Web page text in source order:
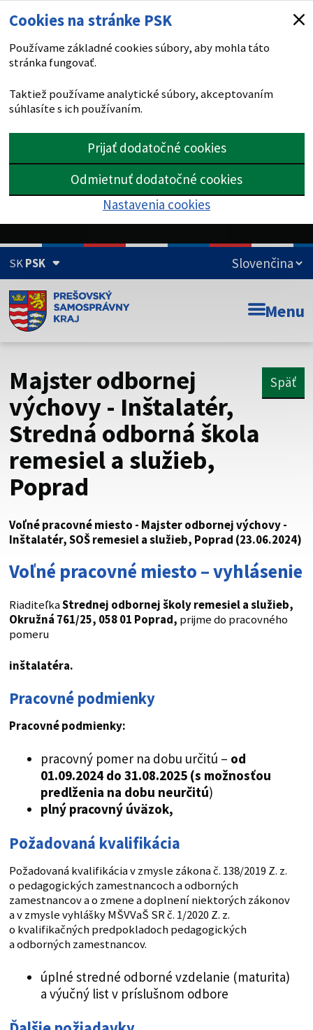
Cookies na stránke PSK
Používame základné cookies súbory, aby mohla táto
stránka fungovať.
Taktiež používame analytické súbory, akceptovaním
súhlasíte s ich používaním.
Prijať dodatočné cookies
Odmietnuť dodatočné cookies
Nastavenia cookies
SKPSK
Doména psk.sk je oficiálna
Toto je oficiálna webová stránka Prešovského
Táto stránka je zabezpečená
Buďte pozorní a vždy sa uistite, že zdieľate informácie iba
cez zabezpečenú webovú stránku. Zabezpečená stránka
vždy začína https:// pred názvom domény webového sídla.
Menu
Majster odbornej
výchovy - Inštalatér,
Stredná odborná škola
remesiel a služieb,
Poprad
Späť
Voľné pracovné miesto - Majster odbornej výchovy -
Inštalatér, SOŠ remesiel a služieb, Poprad (23.06.2024)
Voľné pracovné miesto – vyhlásenie
RiaditeľkaStrednej odbornej školy remesiel a služieb,
Okružná 761/25, 058 01 Poprad, prijme do pracovného
pomeru
inštalatéra.
Pracovné podmienky
Pracovné podmienky:
pracovný pomer na dobu určitú – od
01.09.2024 do 31.08.2025 (s možnosťou
predlženia na dobu neurčitú)
plný pracovný úväzok,
Požadovaná kvalifikácia
Požadovaná kvalifikácia v zmysle zákona č. 138/2019 Z. z.
o pedagogických zamestnancoch a odborných
zamestnancov a o zmene a doplnení niektorých zákonov
a v zmysle vyhlášky MŠVVaŠ SR č. 1/2020 Z. z.
o kvalifikačných predpokladoch pedagogických
a odborných zamestnancov.
úplné stredné odborné vzdelanie (maturita)
a výučný list v príslušnom odbore